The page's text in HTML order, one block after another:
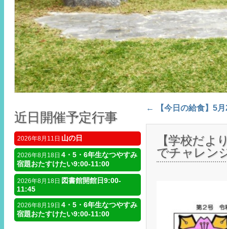
Post navigation
← 【今日の給食】5
【学校だよ
でチャレン
近日開催予定行事
2026年8月11日 山の日
2026年8月18日 4・5・6年生なつやすみ
宿題おたすけたい9:00-11:00
2026年8月18日 図書館開館日9:00-
11:45
2026年8月19日 4・5・6年生なつやすみ
宿題おたすけたい9:00-11:00